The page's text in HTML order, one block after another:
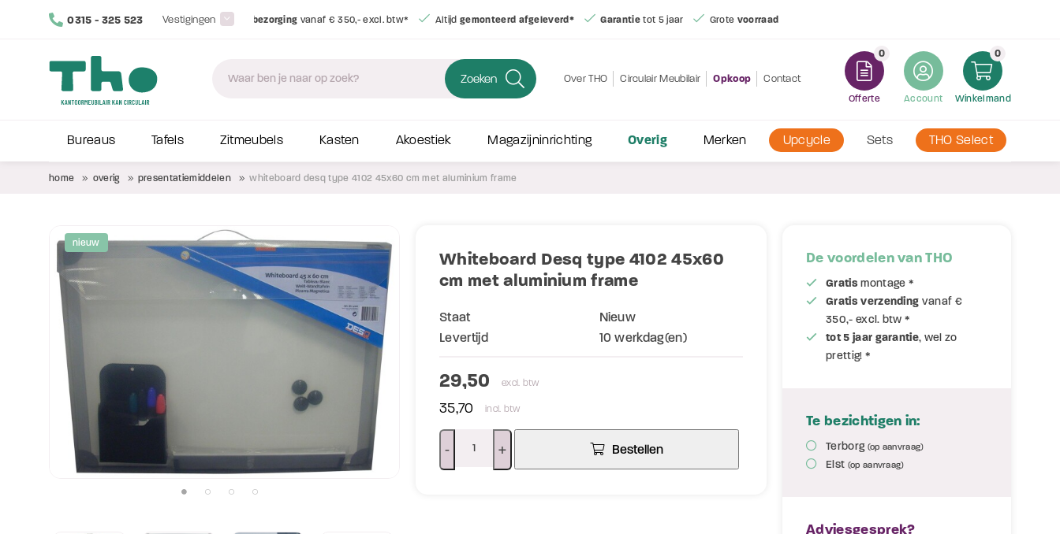
0315 - 325 523 Vestigingen Gratis bezorgingvanaf € 350,- excl. btw* Altijd gemonteerd afgeleverd* Garantie
Over THO Circulair Meubilair Opkoop Contact
0
Winkelmand
Account
0
Offerte
Zoeken
Bureaus Tafels Zitmeubels Kasten Akoestiek Magazijninrichting Overig Merken Upcycle Sets THO Select
home overig presentatiemiddelen whiteboard desq type 4102 45x60 cm met aluminium frame
nieuw
Whiteboard Desq type 4102 45x60
cm met aluminium frame
Staat
Nieuw
Levertijd
10 werkdag(en)
29,50 excl. btw
35,70 incl. btw
- + Bestellen
De voordelen van THO
Gratismontage *
Gratis verzending vanaf €
350,- excl. btw *
tot 5 jaar garantie, wel zo
prettig! *
Te bezichtigen in:
Terborg (op aanvraag)
Elst (op aanvraag)
Adviesgesprek?